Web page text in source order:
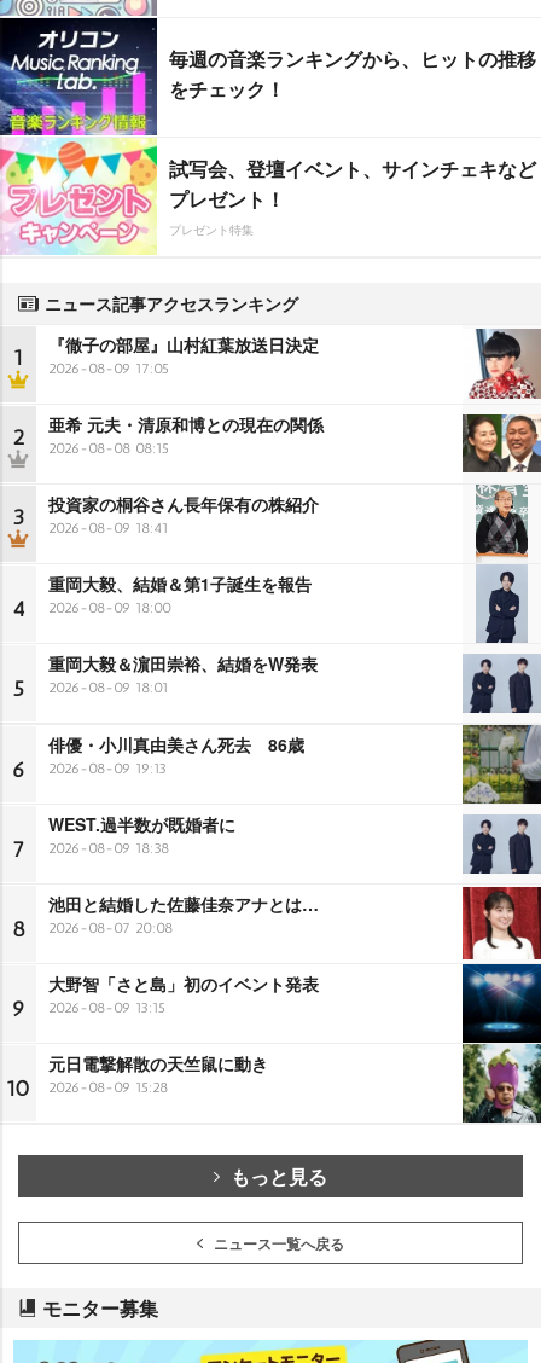
毎週の音楽ランキングから、ヒットの推移
をチェック！
試写会、登壇イベント、サインチェキなど
プレゼント！
プレゼント特集
ニュース記事アクセスランキング
1 『徹子の部屋』山村紅葉放送日決定
2026-08-09 17:05
2 亜希 元夫・清原和博との現在の関係
2026-08-08 08:15
3 投資家の桐谷さん長年保有の株紹介
2026-08-09 18:41
4
重岡大毅、結婚＆第1子誕生を報告
2026-08-09 18:00
5
重岡大毅＆濵田崇裕、結婚をW発表
2026-08-09 18:01
6
俳優・小川真由美さん死去 86歳
2026-08-09 19:13
7
WEST.過半数が既婚者に
2026-08-09 18:38
8
池田と結婚した佐藤佳奈アナとは…
2026-08-07 20:08
9
大野智「さと島」初のイベント発表
2026-08-09 13:15
10
元日電撃解散の天竺鼠に動き
2026-08-09 15:28
もっと見る
ニュース一覧へ戻る
モニター募集